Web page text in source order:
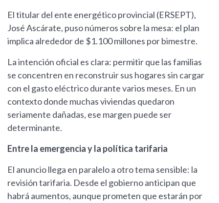
El titular del ente energético provincial (ERSEPT),
José Ascárate, puso números sobre la mesa: el plan
implica alrededor de $1.100 millones por bimestre.
La intención oficial es clara: permitir que las familias
se concentren en reconstruir sus hogares sin cargar
con el gasto eléctrico durante varios meses. En un
contexto donde muchas viviendas quedaron
seriamente dañadas, ese margen puede ser
determinante.
Entre la emergencia y la política tarifaria
El anuncio llega en paralelo a otro tema sensible: la
revisión tarifaria. Desde el gobierno anticipan que
habrá aumentos, aunque prometen que estarán por